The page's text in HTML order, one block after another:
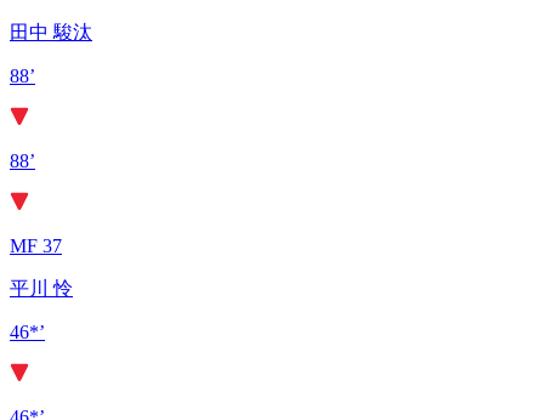
田中 駿汰
88’
88’
MF 37
平川 怜
46*’